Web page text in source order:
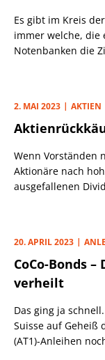
Es gibt im Kreis
immer welche, die
Notenbanken die
Industrie und
Bankenwelt.
2. MAI 2023 AKTIEN
Wenn Vorständen
Aktionäre nach
ausgefallenen
20. APRIL 2023
CoCo-Bonds
verheilt
Das ging ja
Suisse auf Geheiß
(AT1)-Anleihen